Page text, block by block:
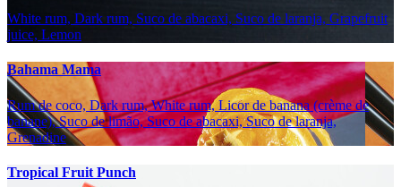
White rum, Dark rum, Suco de abacaxi, Suco de laranja, Grapefruit
juice, Lemon
Bahama Mama
Rum de coco, Dark rum, White rum, Licor de banana (crème de
banane), Suco de limão, Suco de abacaxi, Suco de laranja,
Grenadine
Tropical Fruit Punch